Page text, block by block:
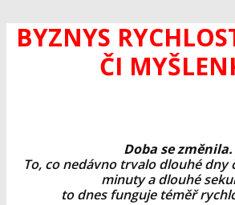
BYZNYS
ČI
Doba se změnila.
To, co nedávno trvalo dlouhé dny
minuty a dlouhé
to dnes funguje téměř